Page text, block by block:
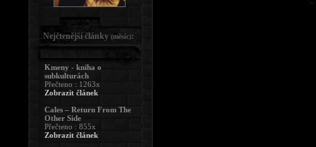
Nejčtenější články (měsíc):
Kmeny - kniha o
subkulturách
Přečteno : 1263x
Zobrazit článek
Cales – Return From The
Other Side
Přečteno : 855x
Zobrazit článek